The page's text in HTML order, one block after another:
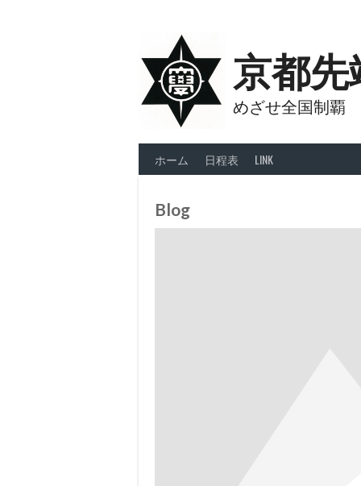
京都
めざせ全国制覇
ホーム 日程表 LINK
Blog